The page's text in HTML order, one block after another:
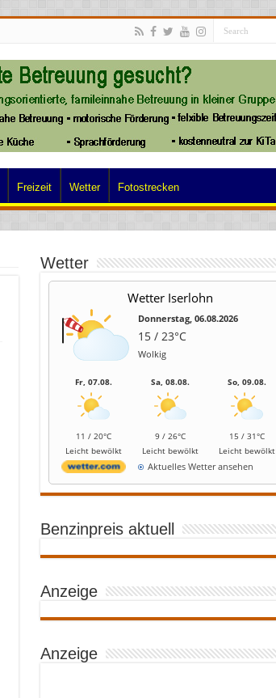
Freizeit Wetter Fotostrecken
Wetter
Wetter Iserlohn
Donnerstag, 06.08.2026
15 / 23°C
Wolkig
Fr, 07.08.
11 / 20°C
Leicht bewölkt
Sa, 08.08.
9 / 26°C
Leicht bewölkt
So, 09.08.
15 / 31°C
Leicht bewölkt
Aktuelles Wetter ansehen
Benzinpreis aktuell
Anzeige
Anzeige